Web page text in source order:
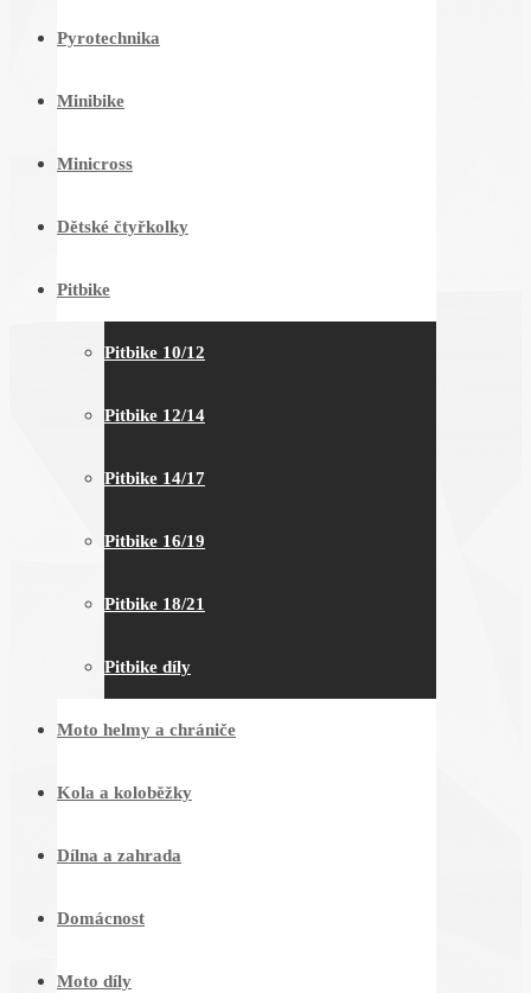
Pyrotechnika
Minibike
Minicross
Dětské čtyřkolky
Pitbike
Pitbike 10/12
Pitbike 12/14
Pitbike 14/17
Pitbike 16/19
Pitbike 18/21
Pitbike díly
Moto helmy a chrániče
Kola a koloběžky
Dílna a zahrada
Domácnost
Moto díly